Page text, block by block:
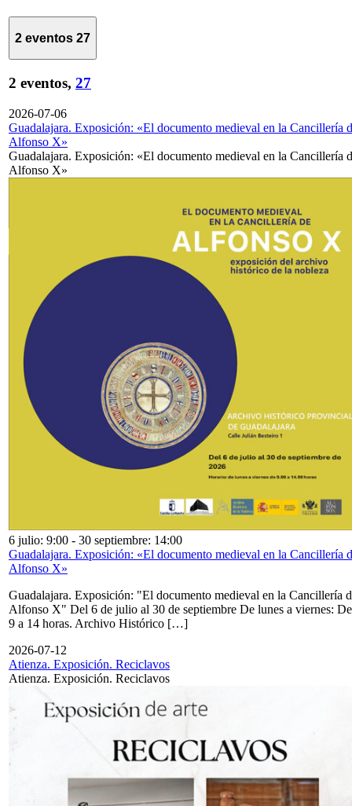
2 eventos 27
2 eventos, 27
2026-07-06
Guadalajara. Exposición: «El documento medieval en la Cancillería
Alfonso X»
Guadalajara. Exposición: «El documento medieval en la Cancillería
Alfonso X»
6 julio: 9:00 - 30 septiembre: 14:00
Guadalajara. Exposición: «El documento medieval en la Cancillería
Alfonso X»
Guadalajara. Exposición: "El documento medieval en la Cancillería
Alfonso X" Del 6 de julio al 30 de septiembre De lunes a viernes: De
9 a 14 horas. Archivo Histórico […]
2026-07-12
Atienza. Exposición. Reciclavos
Atienza. Exposición. Reciclavos